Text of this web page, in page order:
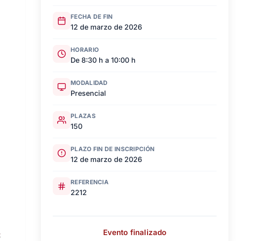
FECHA DE FIN
12 de marzo de 2026
HORARIO
De 8:30 h a 10:00 h
MODALIDAD
Presencial
PLAZAS
150
PLAZO FIN DE INSCRIPCIÓN
12 de marzo de 2026
REFERENCIA
2212
Evento finalizado